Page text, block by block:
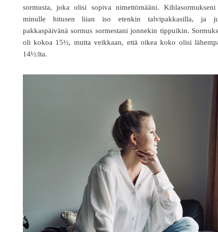
sormusta, joka olisi sopiva nimettömääni.
minulle hitusen liian iso etenkin talvipakkasilla, ja
pakkaspäivänä sormus sormestani jonnekin tippuikin.
oli kokoa 15½, mutta veikkaan, että oikea koko olisi
14½:lta.